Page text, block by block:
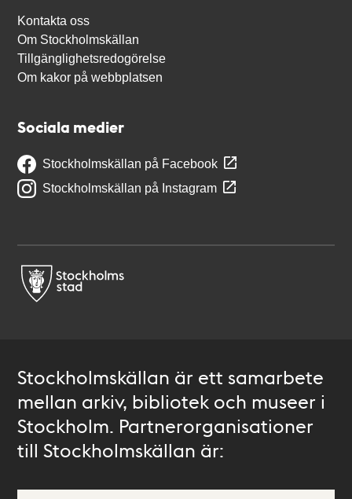
Kontakta oss
Om Stockholmskällan
Tillgänglighetsredogörelse
Om kakor på webbplatsen
Sociala medier
Stockholmskällan på Facebook
Stockholmskällan på Instagram
Stockholmskällan är ett samarbete
mellan arkiv, bibliotek och museer i
Stockholm. Partnerorganisationer
till Stockholmskällan är: